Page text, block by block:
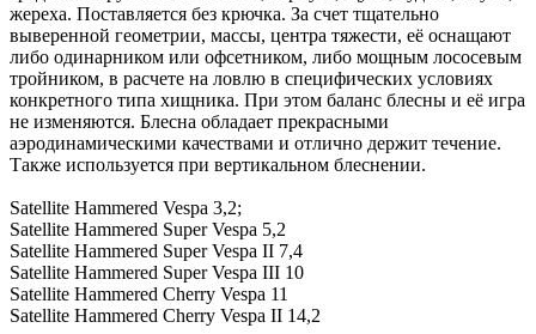
жереха. Поставляется без крючка. За счет тщательно
выверенной геометрии, массы, центра тяжести, её оснащают
либо одинарником или офсетником, либо мощным лососевым
тройником, в расчете на ловлю в специфических условиях
конкретного типа хищника. При этом баланс блесны и её игра
не изменяются. Блесна обладает прекрасными
аэродинамическими качествами и отлично держит течение.
Также используется при вертикальном блеснении.
Satellite Hammered Vespa 3,2;
Satellite Hammered Super Vespa 5,2
Satellite Hammered Super Vespa II 7,4
Satellite Hammered Super Vespa III 10
Satellite Hammered Cherry Vespa 11
Satellite Hammered Cherry Vespa II 14,2